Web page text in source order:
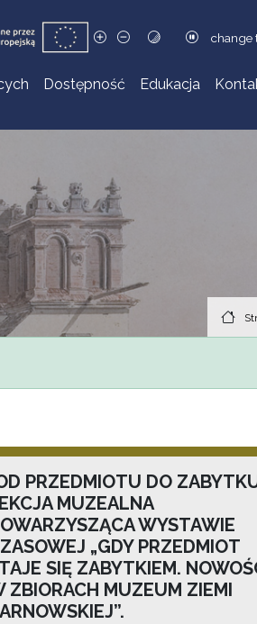
change
Dostępność Edukacja
PRZEDMIOTU DO
MUZEALNA
WYSTAWIE
„GDY PRZEDMIOT
SIĘ ZABYTKIEM.
ZBIORACH MUZEUM ZIEMI